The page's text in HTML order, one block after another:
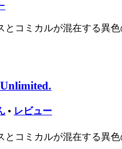
とコミカルが混在する異
• レビュー
とコミカルが混在する異